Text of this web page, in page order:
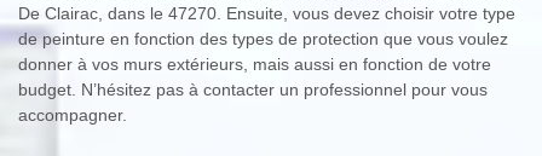
De Clairac, dans le 47270. Ensuite, vous devez choisir votre type
de peinture en fonction des types de protection que vous voulez
donner à vos murs extérieurs, mais aussi en fonction de votre
budget. N’hésitez pas à contacter un professionnel pour vous
accompagner.